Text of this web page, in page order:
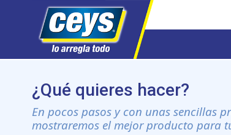
contenido¿Qué quieres hacer?
En pocos pasos y con unas sencillas
mostraremos el mejor producto para